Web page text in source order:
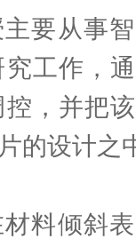
从事智
工作，
，并把
的设计之
倾斜表